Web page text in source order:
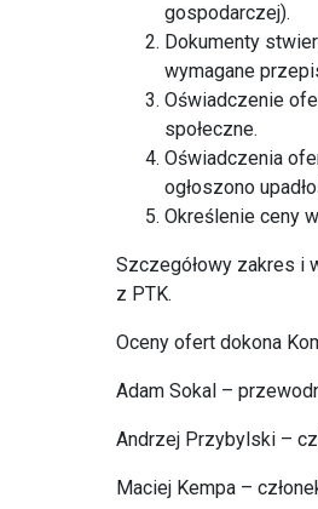
gospodarczej).
Dokumenty
wymagane
Oświadczenie
społeczne.
Oświadczenia
ogłoszono
Określenie ceny
Szczegółowy zakres i
z PTK.
Oceny ofert dokona
Adam Sokal –
Andrzej Przybylski –
Maciej Kempa –